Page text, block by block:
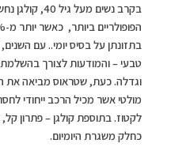
בקרב נשים מעל
בתזונתן על בסיס יומי.. עם השנים,
טבעי – והמודעות לצורך
וגדלה. כעת, שטראוס מביאה את
מולטי אשר מכיל הרכב ייחודי
לקטוז. בתוספת קולגן – פתרון קל,
כחלק משגרת היומיום.